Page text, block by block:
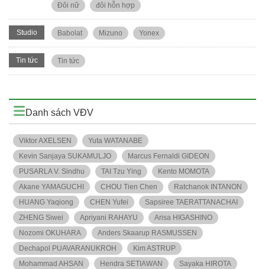
Đôi nữ
đôi hỗn hợp
Studio Babolat Mizuno Yonex
Tin tức Tin tức
Danh sách VĐV
Viktor AXELSEN
Yuta WATANABE
Kevin Sanjaya SUKAMULJO
Marcus Fernaldi GIDEON
PUSARLA V. Sindhu
TAI Tzu Ying
Kento MOMOTA
Akane YAMAGUCHI
CHOU Tien Chen
Ratchanok INTANON
HUANG Yaqiong
CHEN Yufei
Sapsiree TAERATTANACHAI
ZHENG Siwei
Apriyani RAHAYU
Arisa HIGASHINO
Nozomi OKUHARA
Anders Skaarup RASMUSSEN
Dechapol PUAVARANUKROH
Kim ASTRUP
Mohammad AHSAN
Hendra SETIAWAN
Sayaka HIROTA